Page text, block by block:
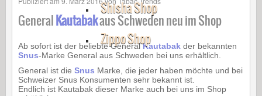
Shisha Shop
Zippo Shop
GeneralKautabakaus Schweden neu im Shop
Ab sofort ist der beliebte GeneralKautabakder bekannten
Snus-Marke General aus Schweden bei uns erhältlich.
General ist die Snus Marke, die jeder haben möchte und bei
Schweizer Snus Konsumenten sehr bekannt ist.
Endlich ist Kautabak dieser Marke auch bei uns im Shop